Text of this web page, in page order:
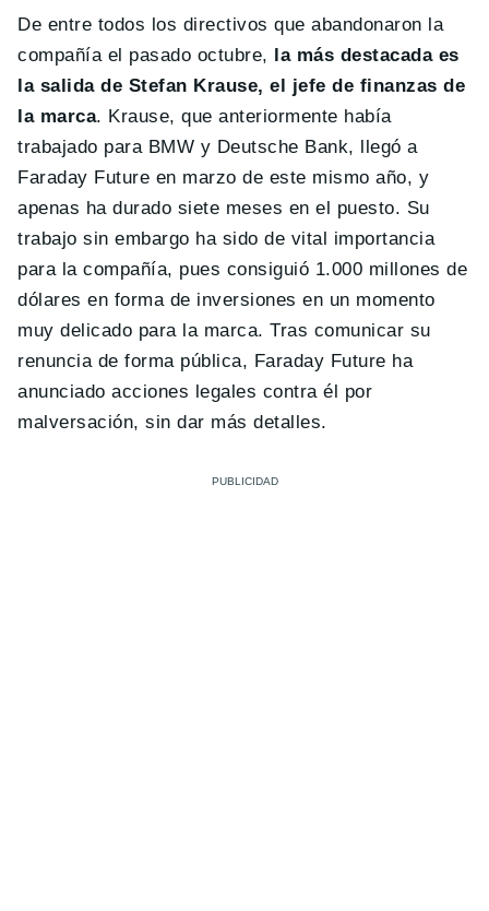
De entre todos los directivos que abandonaron la
compañía el pasado octubre, la más destacada es
la salida de Stefan Krause, el jefe de finanzas de
la marca. Krause, que anteriormente había
trabajado para BMW y Deutsche Bank, llegó a
Faraday Future en marzo de este mismo año, y
apenas ha durado siete meses en el puesto. Su
trabajo sin embargo ha sido de vital importancia
para la compañía, pues consiguió 1.000 millones de
dólares en forma de inversiones en un momento
muy delicado para la marca. Tras comunicar su
renuncia de forma pública, Faraday Future ha
anunciado acciones legales contra él por
malversación, sin dar más detalles.